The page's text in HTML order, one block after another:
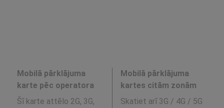
Mobilā pārklājuma
karte pēc operatora
Šī karte attēlo 2G, 3G,
Mobilā pārklājuma
kartes citām zonām
Skatiet arī 3G / 4G / 5G